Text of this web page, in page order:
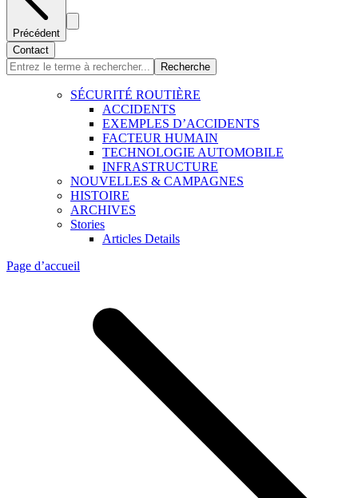
Précédent
Contact
Recherche
SÉCURITÉ ROUTIÈRE
ACCIDENTS
EXEMPLES D’ACCIDENTS
FACTEUR HUMAIN
TECHNOLOGIE AUTOMOBILE
INFRASTRUCTURE
NOUVELLES & CAMPAGNES
HISTOIRE
ARCHIVES
Stories
Articles Details
Page d’accueil